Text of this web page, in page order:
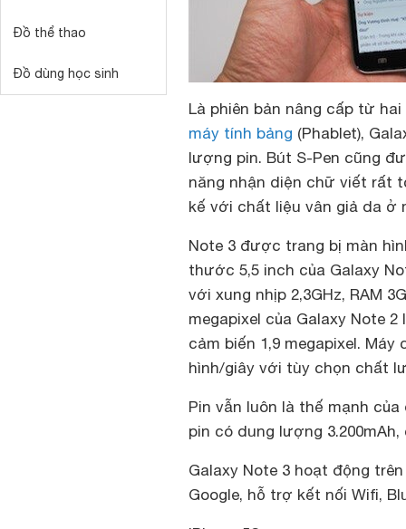
Đồ thể thao
Đồ dùng học sinh
Là phiên bản nâng cấp từ
máy tính bảng (Phablet),
lượng pin. Bút S-Pen cũng
năng nhận diện chữ viết rất
kế với chất liệu vân giả da ở
Note 3 được trang bị màn
thước 5,5 inch của Galaxy
với xung nhịp 2,3GHz, RAM
megapixel của Galaxy Note
cảm biến 1,9 megapixel.
hình/giây với tùy chọn chất
Pin vẫn luôn là thế mạnh
pin có dung lượng
Galaxy Note 3 hoạt động
Google, hỗ trợ kết nối Wifi,